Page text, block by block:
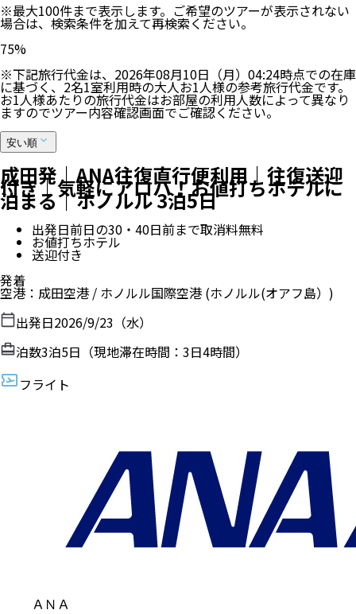
※最大100件まで表示します。ご希望のツアーが表示されない
場合は、検索条件を加えて再検索ください。
75%
※下記旅行代金は、 2026年08月10日（月）04:24時点での在庫
に基づく、2名1室利用時の大人お1人様の参考旅行代金です。
お1人様あたりの旅行代金はお部屋の利用人数によって異なり
ますのでツアー内容確認画面でご確認ください。
安い順
成田発｜ANA往復直行便利用｜往復送迎
付き｜気軽にアロハ！お値打ちホテルに
泊まる｜ホノルル 3泊5日
出発日前日の30・40日前まで取消料無料
お値打ちホテル
送迎付き
発着
空港 ： 成田空港 / ホノルル国際空港 (ホノルル(オアフ島）)
出発日2026/9/23（水）
泊数3泊5日（現地滞在時間： 3日4時間）
フライト
ＡＮＡ